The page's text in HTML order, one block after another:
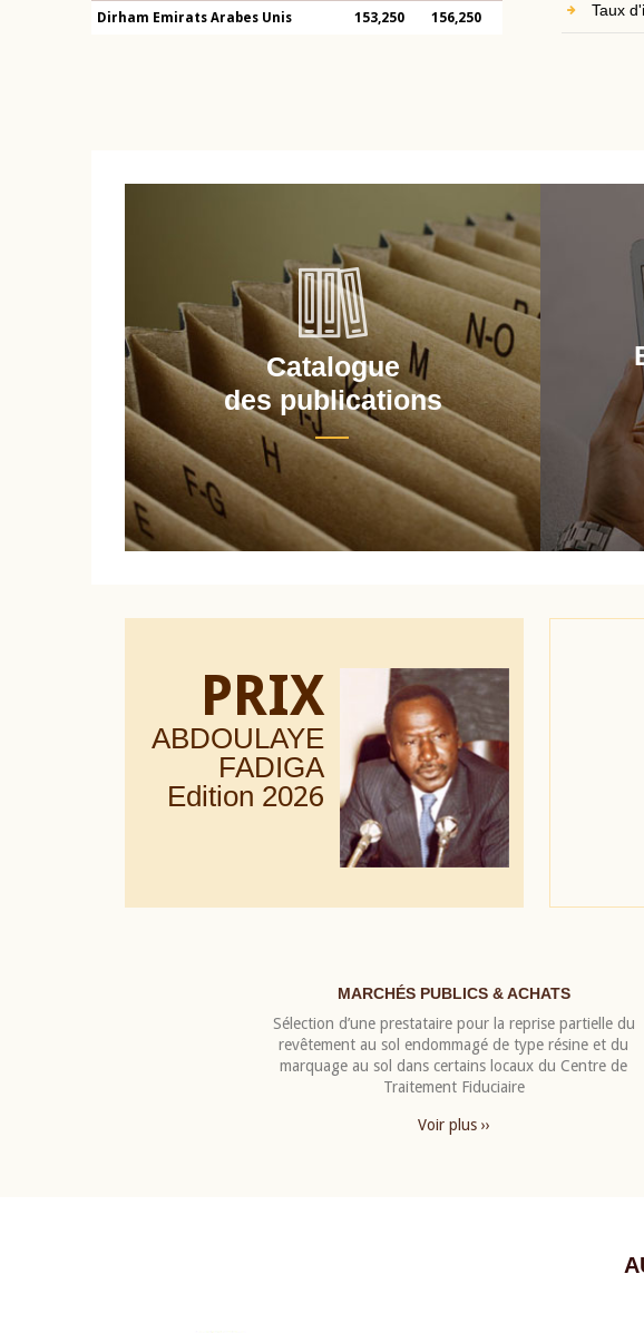
Dirham Emirats Arabes Unis 153,250 156,250 Taux
Catalogue
des publications
PRIX
ABDOULAYE
FADIGA
Edition 2026
MARCHÉS PUBLICS & ACHATS
Sélection d’une prestataire pour la reprise partielle du
revêtement au sol endommagé de type résine et du
marquage au sol dans certains locaux du Centre de
Traitement Fiduciaire
Voir plus ››